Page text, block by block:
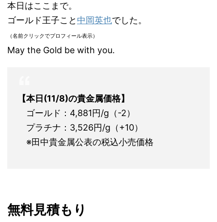
本日はここまで。
ゴールド王子こと 中岡英也でした。
（名前クリックでプロフィール表示）
May the Gold be with you.
【本日(11/8)の貴金属価格】
ゴールド：4,881円/g（-2）
プラチナ：3,526円/g（+10）
※田中貴金属公表の税込小売価格
無料見積もり